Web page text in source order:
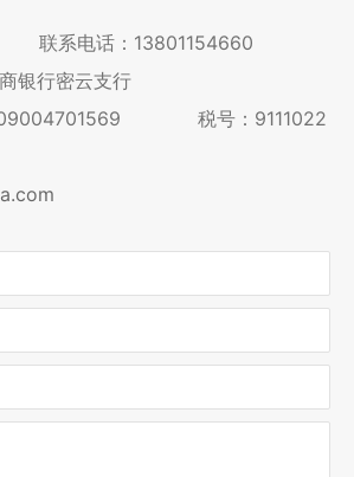
联系电话：13801154660
银行密云支行
税号：9111022